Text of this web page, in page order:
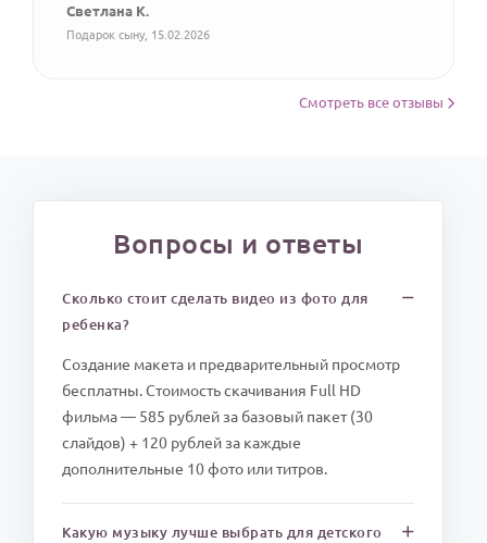
Светлана К.
Подарок сыну, 15.02.2026
Смотреть все отзывы
Вопросы и ответы
Сколько стоит сделать видео из фото для
ребенка?
Создание макета и предварительный просмотр
бесплатны. Стоимость скачивания Full HD
фильма — 585 рублей за базовый пакет (30
слайдов) + 120 рублей за каждые
дополнительные 10 фото или титров.
Какую музыку лучше выбрать для детского